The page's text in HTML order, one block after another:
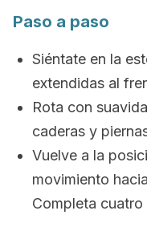
Paso a paso
Siéntate en la
extendidas al
Rota con
caderas y
Vuelve a la
movimiento
Completa